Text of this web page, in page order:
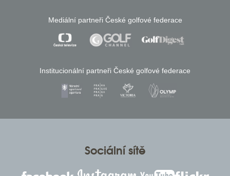
Mediální partneři České golfové federace
Institucionální partneři České golfové federace
Sociální sítě